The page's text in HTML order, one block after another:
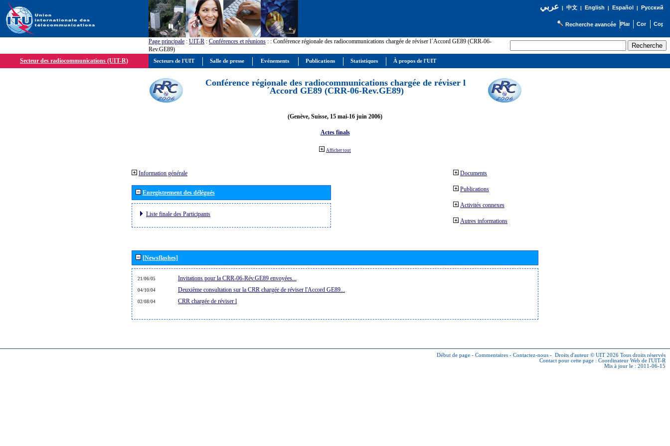
عربي| 中文| English | Español | Русский
Recherche avancée
Page principale : UIT-R : Conférences et réunions : : Conférence régionale des radiocommunications chargée de réviser l´Accord GE89 (CRR-06-
Rev.GE89)
Secteur des radiocommunications (UIT-R)
Conférence régionale des radiocommunications chargée de réviser l
´Accord GE89 (CRR-06-Rev.GE89)
(Genève, Suisse, 15 mai-16 juin 2006)
Actes finals
Afficher tout
Information générale
Enregistrement des délégués
Liste finale des Participants
Documents
Publications
Activités connexes
Autres informations
[Newsflashes]
21/06/05 Invitations pour la CRR-06-Rév.GE89 envoyées...
04/10/04 Deuxième consultation sur la CRR chargée de réviser l'Accord GE89...
02/08/04 CRR chargée de réviser l
Début de page - Commentaires - Contactez-nous - Droits d'auteur © UIT 2026 Tous droits réservés
Contact pour cette page : Coordinateur Web de l'UIT-R
Mis à jour le : 2011-06-15
Secteurs de l'UIT Salle de presse Evénements Publications Statistiques À propos de l'UIT